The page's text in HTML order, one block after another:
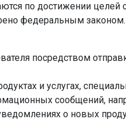
по достижении целей
федеральным законом.
посредством
и услугах,
сообщений,
о новых